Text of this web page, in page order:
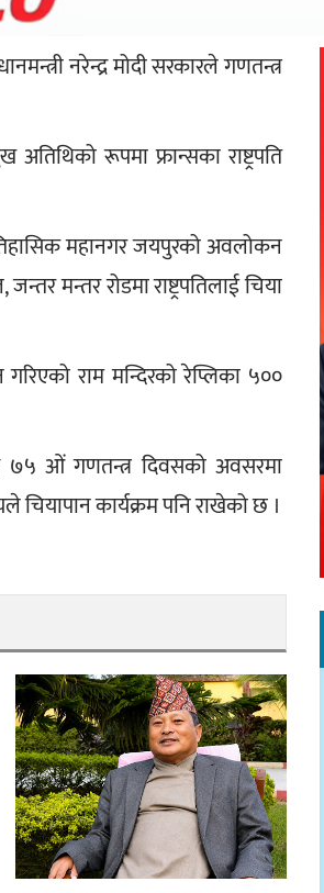
नरेन्द्र मोदी सरकारले गणतन्त्र
रूपमा फ्रान्सका राष्ट्रपति
ऐतिहासिक महानगर जयपुरको अवलोकन
मन्तर रोडमा राष्ट्रपतिलाई चिया
राम मन्दिरको रेप्लिका ५००
७५ ओं गणतन्त्र दिवसको अवसरमा
चियापान कार्यक्रम पनि राखेको छ ।